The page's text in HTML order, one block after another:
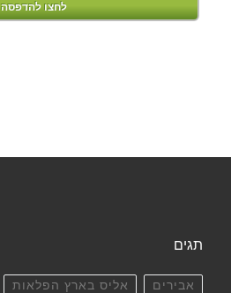
לחצו להדפסה
תגים
אבירים אליס בארץ הפלאות